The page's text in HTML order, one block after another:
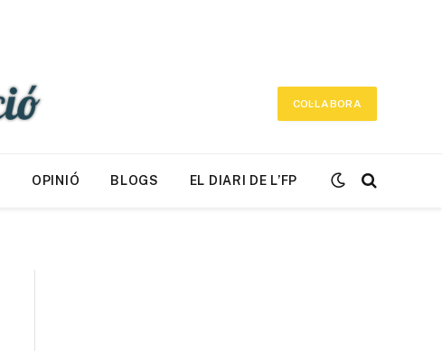
COL·LABORA
OPINIÓ BLOGS EL DIARI DE L’FP